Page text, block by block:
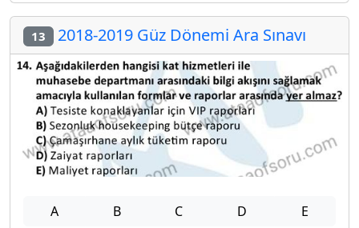
13 2018-2019 Güz Dönemi Ara Sınavı
A B C D E